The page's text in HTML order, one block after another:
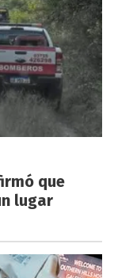
que
lugar